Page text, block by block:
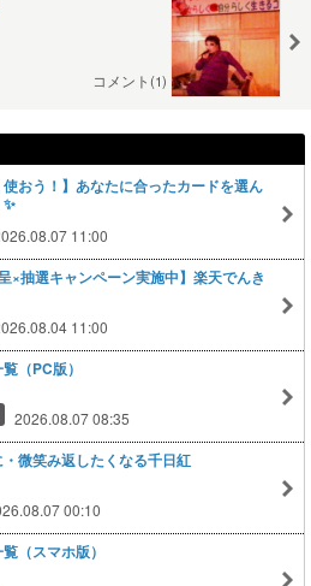
コメント(1)
使おう！】あなたに合ったカードを選ん
11:00
×抽選キャンペーン実施中】楽天でんき
11:00
（PC版）
2026.08.07 08:35
微笑み返したくなる千日紅
00:10
（スマホ版）